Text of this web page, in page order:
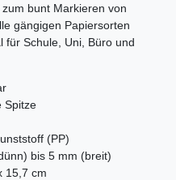
bunt Markieren von
gängigen Papiersorten
für Schule, Uni, Büro und
Spitze
(PP)
bis 5 mm (breit)
15,7 cm